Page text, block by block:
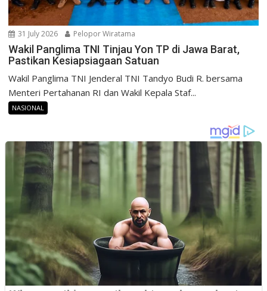
31 July 2026 Pelopor Wiratama
Wakil Panglima TNI Tinjau Yon TP di Jawa Barat,
Pastikan Kesiapsiagaan Satuan
Wakil Panglima TNI Jenderal TNI Tandyo Budi R. bersama
Menteri Pertahanan RI dan Wakil Kepala Staf...
NASIONAL